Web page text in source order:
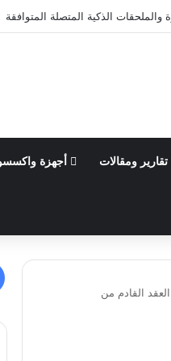
تقارير ومقالات أجهزة
القادم من